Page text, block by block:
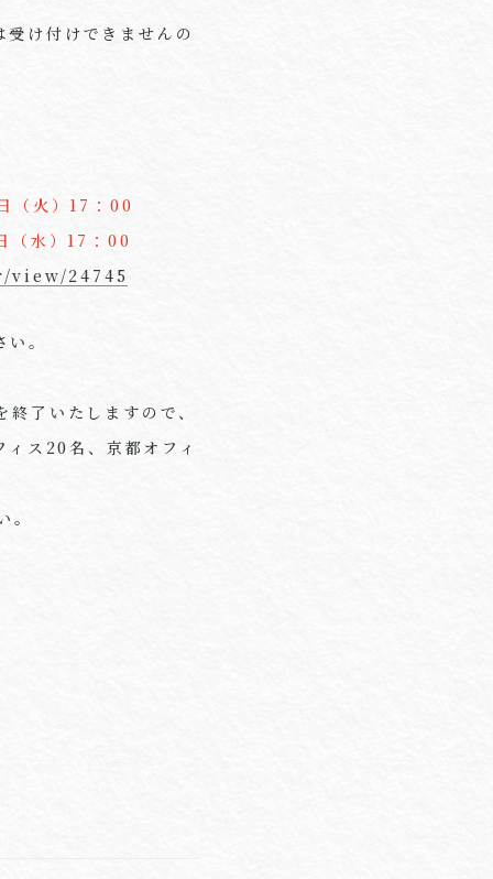
け付けできませんの
火）17：00
（水）17：00
24745
。
了いたしますので、
ィス 20名、京都オフィ